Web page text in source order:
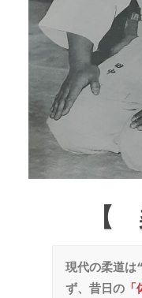
【
現代の柔道は
ず、昔日の「